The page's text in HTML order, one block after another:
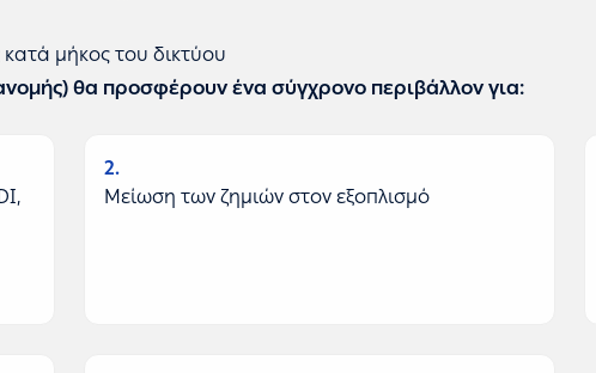
μήκος του δικτύου
θα προσφέρουν ένα σύγχρονο περιβάλλον για:
2
Μείωση των ζημιών στον εξοπλισμό